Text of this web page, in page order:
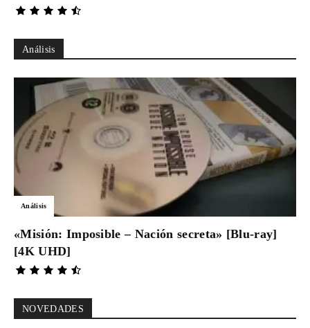
Análisis
Análisis
«Misión: Imposible – Nación secreta» [Blu-ray]
[4K UHD]
NOVEDADES